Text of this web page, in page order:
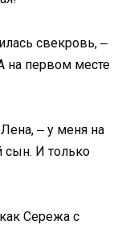
свекровь, ‒
первом месте
‒ у меня на
сын. И только
Сережа с